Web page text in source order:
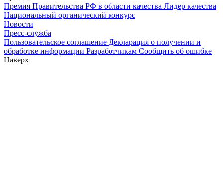
Премия Правительства РФ в области качества Лидер качества
Национальный органический конкурс
Новости
Пресс-служба
Пользовательское соглашение Декларация о получении и
обработке информации Разработчикам Сообщить об ошибке
Наверх